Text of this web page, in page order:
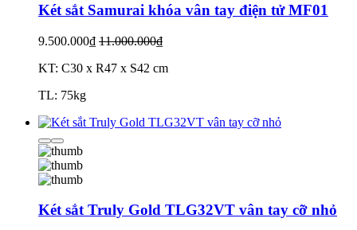
Két sắt Samurai khóa vân tay điện tử MF01
9.500.000₫ 11.000.000₫
KT: C30 x R47 x S42 cm
TL: 75kg
Két sắt Truly Gold TLG32VT vân tay cỡ nhỏ